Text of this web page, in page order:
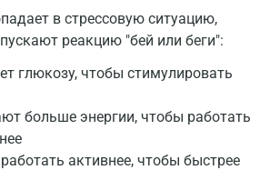
в стрессовую ситуацию,
реакцию "бей или беги":
глюкозу, чтобы стимулировать
больше энергии, чтобы работать
активнее, чтобы быстрее